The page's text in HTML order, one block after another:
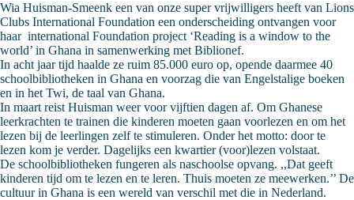
Wia Huisman-Smeenk een van onze super vrijwilligers heeft van Lions
Clubs International Foundation een onderscheiding ontvangen voor
haar international Foundation project ‘Reading is a window to the
world’ in Ghana in samenwerking met Biblionef.
In acht jaar tijd haalde ze ruim 85.000 euro op, opende daarmee 40
schoolbibliotheken in Ghana en voorzag die van Engelstalige boeken
en in het Twi, de taal van Ghana.
In maart reist Huisman weer voor vijftien dagen af. Om Ghanese
leerkrachten te trainen die kinderen moeten gaan voorlezen en om het
lezen bij de leerlingen zelf te stimuleren. Onder het motto: door te
lezen kom je verder. Dagelijks een kwartier (voor)lezen volstaat.
De schoolbibliotheken fungeren als naschoolse opvang. ,,Dat geeft
kinderen tijd om te lezen en te leren. Thuis moeten ze meewerken.’’ De
cultuur in Ghana is een wereld van verschil met die in Nederland.